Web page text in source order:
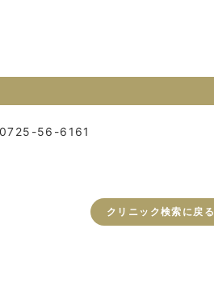
0725-56-6161
クリニック検索に戻る